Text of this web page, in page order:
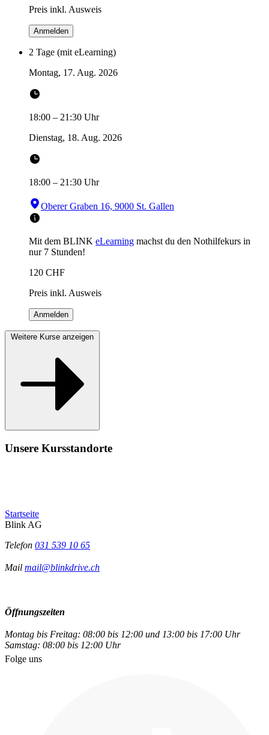
Preis inkl. Ausweis
Anmelden
2 Tage (mit eLearning)
Montag, 17. Aug. 2026
18:00 – 21:30 Uhr
Dienstag, 18. Aug. 2026
18:00 – 21:30 Uhr
Oberer Graben 16, 9000 St. Gallen
Mit dem BLINK eLearning machst du den Nothilfekurs in
nur 7 Stunden!
120 CHF
Preis inkl. Ausweis
Anmelden
Weitere Kurse anzeigen
Unsere Kursstandorte
Startseite
Blink AG
Telefon 031 539 10 65
Mail mail@blinkdrive.ch
Öffnungszeiten
Montag bis Freitag: 08:00 bis 12:00 und 13:00 bis 17:00 Uhr
Samstag: 08:00 bis 12:00 Uhr
Folge uns